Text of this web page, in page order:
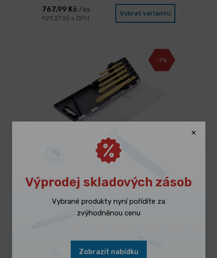
767,99 Kč / ks
929,27 Kč s DPH
Vybrat variantu
-7%
3 dny
Sada vrtáků na sklo a keramiku 5ks,
419,99 Kč s DPH
Vybrat variantu
Výprodej skladových zásob
Vybrané produkty nyní pořídíte za
zvýhodněnou cenu
Zobrazit nabídku